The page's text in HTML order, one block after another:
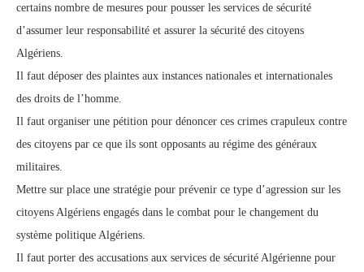
certains nombre de mesures pour pousser les services de sécurité
d’assumer leur responsabilité et assurer la sécurité des citoyens
Algériens.
Il faut déposer des plaintes aux instances nationales et internationales
des droits de l’homme.
Il faut organiser une pétition pour dénoncer ces crimes crapuleux contre
des citoyens par ce que ils sont opposants au régime des généraux
militaires.
Mettre sur place une stratégie pour prévenir ce type d’agression sur les
citoyens Algériens engagés dans le combat pour le changement du
système politique Algériens.
Il faut porter des accusations aux services de sécurité Algérienne pour